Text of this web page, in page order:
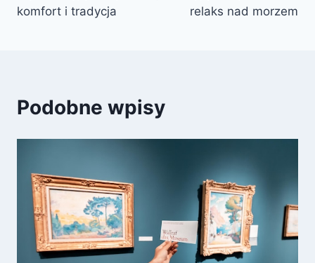
komfort i tradycja
relaks nad morzem
Podobne wpisy